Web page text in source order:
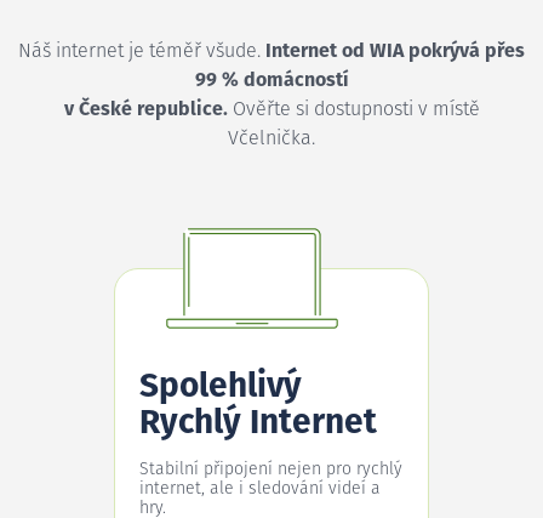
Náš internet je téměř všude. Internet od WIA pokrývá přes
99 % domácností
v České republice.Ověřte si dostupnosti v místě
Včelnička.
Spolehlivý
Rychlý Internet
Stabilní připojení nejen pro rychlý
internet, ale i sledování videí a
hry.